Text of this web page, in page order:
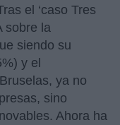
el ‘caso Tres
sobre la
siendo su
y el
ya no
sino
Ahora ha